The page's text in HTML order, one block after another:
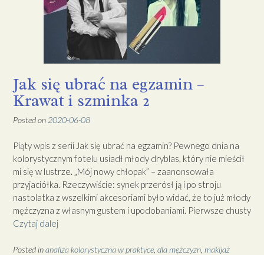
Jak się ubrać na egzamin –
Krawat i szminka 2
Posted on 2020-06-08
Piąty wpis z serii Jak się ubrać na egzamin? Pewnego dnia na
kolorystycznym fotelu usiadł młody dryblas, który nie mieścił
mi się w lustrze. „Mój nowy chłopak” – zaanonsowała
przyjaciółka. Rzeczywiście: synek przerósł ją i po stroju
nastolatka z wszelkimi akcesoriami było widać, że to już młody
mężczyzna z własnym gustem i upodobaniami. Pierwsze chusty
Czytaj dalej
Posted inanaliza kolorystyczna w praktyce dla mężczyzn makijaż